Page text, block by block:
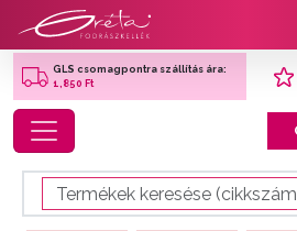
GLS csomagpontra szállítás ára:
1,850 Ft
Toggle navigation